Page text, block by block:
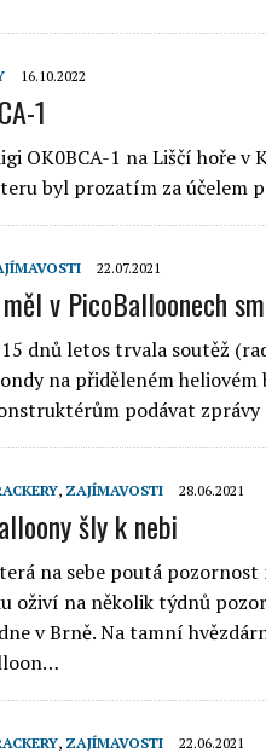
16.10.2022
1
OK0BCA-1 na Liščí hoře
byl prozatím za účelem
22.07.2021
v PicoBalloonech
dnů letos trvala soutěž
na přiděleném
podávat
, ZAJÍMAVOSTI 28.06.2021
šly k nebi
na sebe poutá
oživí na několik týdnů
v Brně. Na tamní
, ZAJÍMAVOSTI 22.06.2021